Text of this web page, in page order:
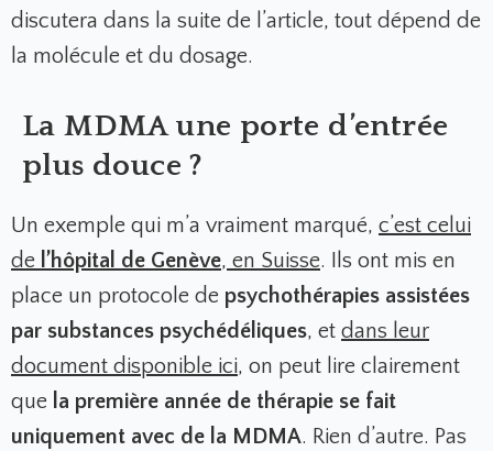
discutera dans la suite de l’article, tout dépend de
la molécule et du dosage.
La MDMA une porte d’entrée
plus douce ?
Un exemple qui m’a vraiment marqué, c’est celui
de l’hôpital de Genève, en Suisse. Ils ont mis en
place un protocole de psychothérapies assistées
par substances psychédéliques, et dans leur
document disponible ici, on peut lire clairement
que la première année de thérapie se fait
uniquement avec de la MDMA. Rien d’autre. Pas